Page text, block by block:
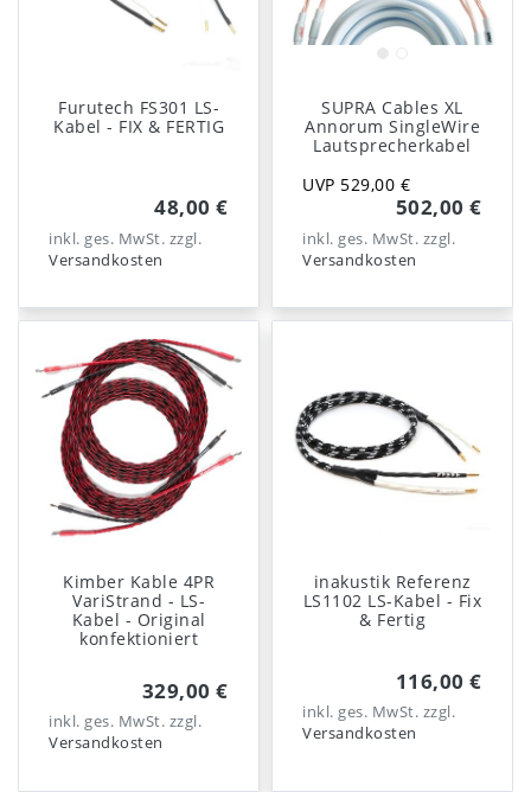
Furutech FS301 LS-
Kabel - FIX & FERTIG
48,00 €
inkl. ges. MwSt. zzgl.
Versandkosten
SUPRA Cables XL
Annorum SingleWire
Lautsprecherkabel
UVP 529,00 €
502,00 €
inkl. ges. MwSt. zzgl.
Versandkosten
Kimber Kable 4PR
VariStrand - LS-
Kabel - Original
konfektioniert
329,00 €
inkl. ges. MwSt. zzgl.
Versandkosten
inakustik Referenz
LS1102 LS-Kabel - Fix
& Fertig
116,00 €
inkl. ges. MwSt. zzgl.
Versandkosten